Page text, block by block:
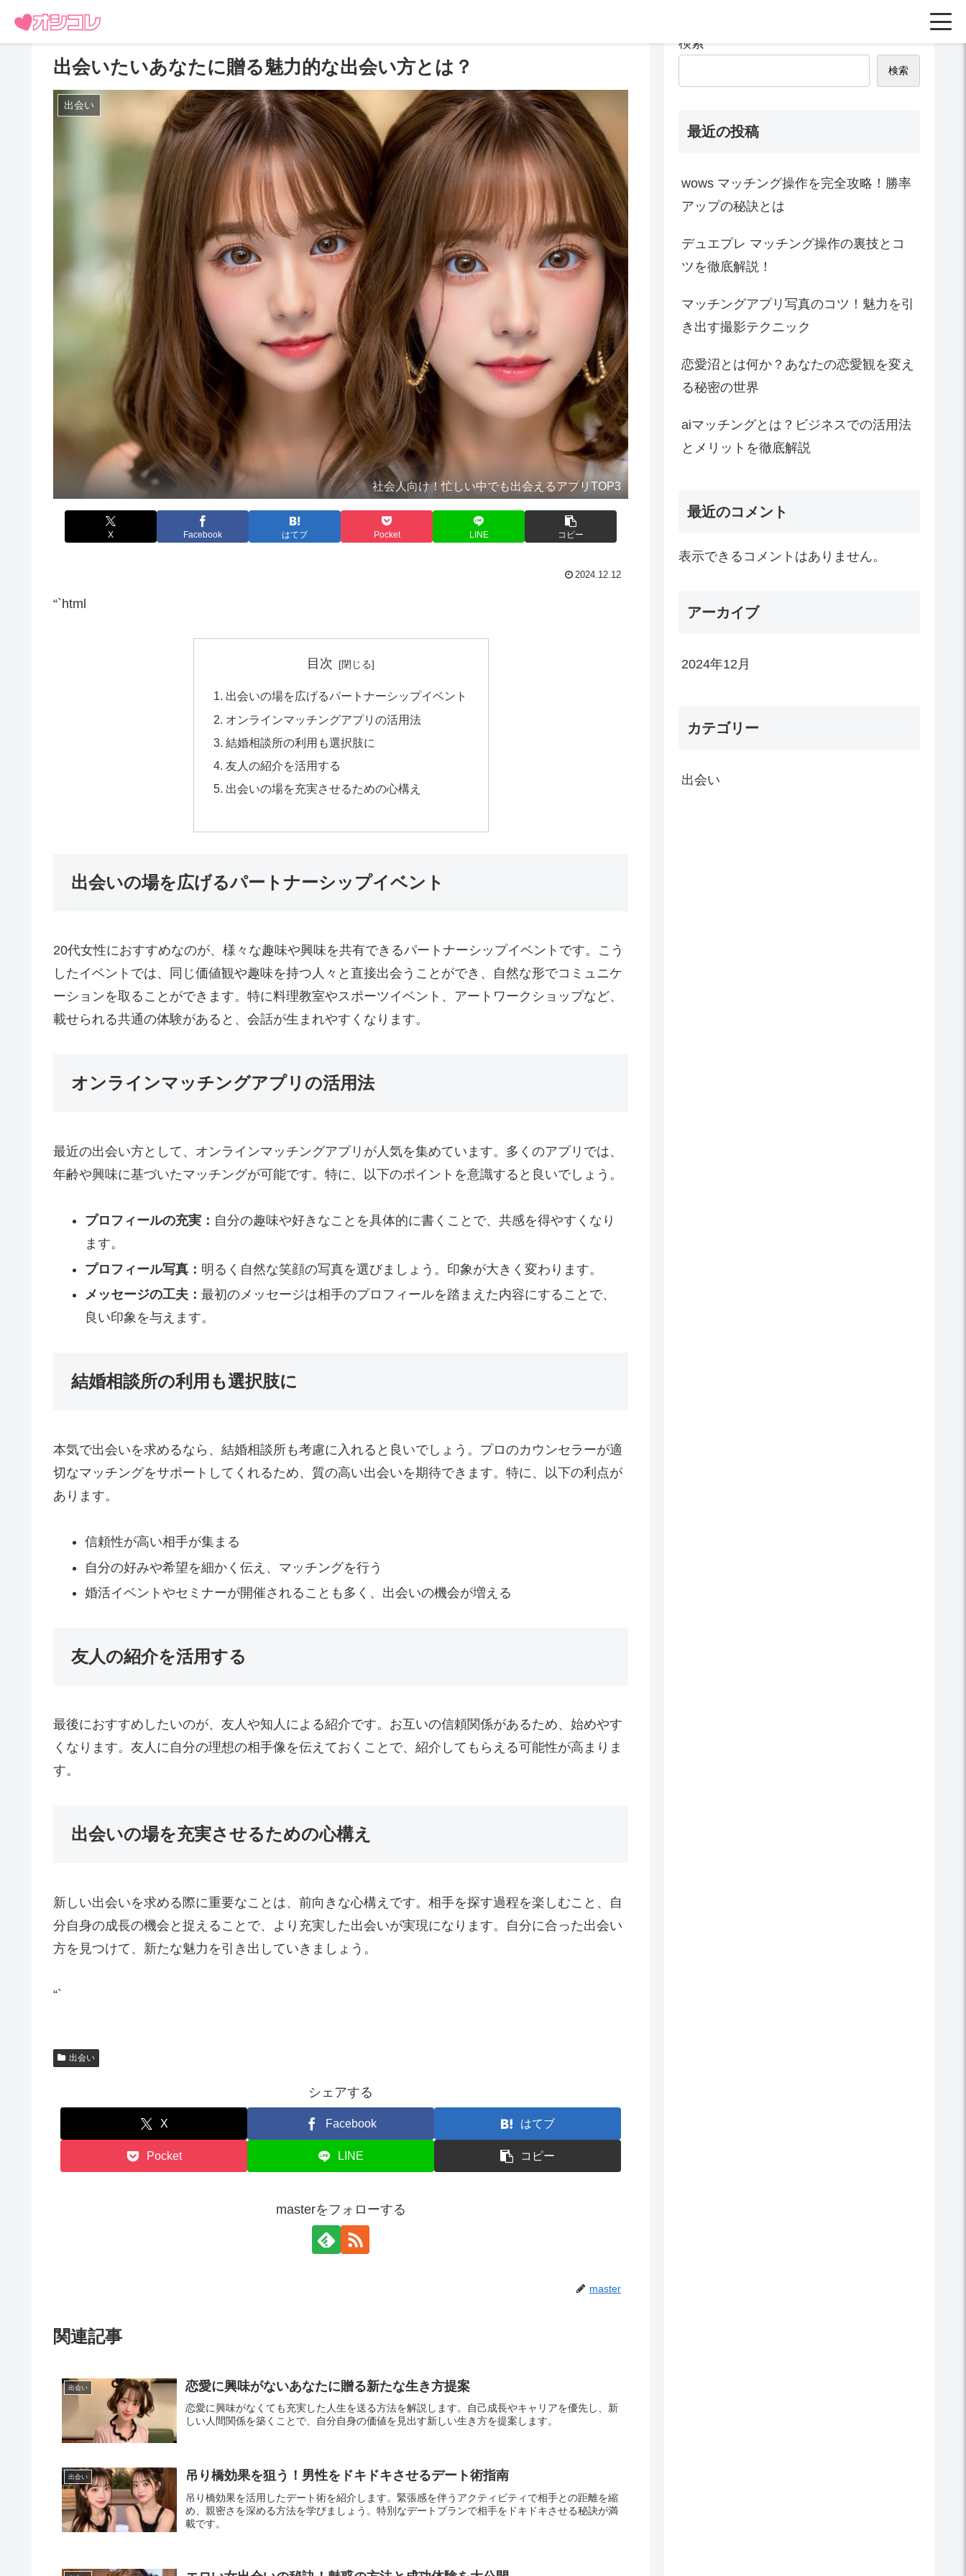
出会いたいあなたに贈る魅力的な出会い方とは？
出会い
社会人向け！忙しい中でも出会えるアプリTOP3
X Facebook はてブ Pocket LINE コピー
2024.12.12
“`html
目次
出会いの場を広げるパートナーシップイベント
オンラインマッチングアプリの活用法
結婚相談所の利用も選択肢に
友人の紹介を活用する
出会いの場を充実させるための心構え
出会いの場を広げるパートナーシップイベント
20代女性におすすめなのが、様々な趣味や興味を共有できるパートナーシップイベントです。こう
したイベントでは、同じ価値観や趣味を持つ人々と直接出会うことができ、自然な形でコミュニケ
ーションを取ることができます。特に料理教室やスポーツイベント、アートワークショップなど、
載せられる共通の体験があると、会話が生まれやすくなります。
オンラインマッチングアプリの活用法
最近の出会い方として、オンラインマッチングアプリが人気を集めています。多くのアプリでは、
年齢や興味に基づいたマッチングが可能です。特に、以下のポイントを意識すると良いでしょう。
プロフィールの充実： 自分の趣味や好きなことを具体的に書くことで、共感を得やすくなり
ます。
プロフィール写真： 明るく自然な笑顔の写真を選びましょう。印象が大きく変わります。
メッセージの工夫： 最初のメッセージは相手のプロフィールを踏まえた内容にすることで、
良い印象を与えます。
結婚相談所の利用も選択肢に
本気で出会いを求めるなら、結婚相談所も考慮に入れると良いでしょう。プロのカウンセラーが適
切なマッチングをサポートしてくれるため、質の高い出会いを期待できます。特に、以下の利点が
あります。
信頼性が高い相手が集まる
自分の好みや希望を細かく伝え、マッチングを行う
婚活イベントやセミナーが開催されることも多く、出会いの機会が増える
友人の紹介を活用する
最後におすすめしたいのが、友人や知人による紹介です。お互いの信頼関係があるため、始めやす
くなります。友人に自分の理想の相手像を伝えておくことで、紹介してもらえる可能性が高まりま
す。
出会いの場を充実させるための心構え
新しい出会いを求める際に重要なことは、前向きな心構えです。相手を探す過程を楽しむこと、自
分自身の成長の機会と捉えることで、より充実した出会いが実現になります。自分に合った出会い
方を見つけて、新たな魅力を引き出していきましょう。
“`
出会い
シェアする
X Facebook はてブ
Pocket LINE コピー
masterをフォローする
master
関連記事
出会い 恋愛に興味がないあなたに贈る新たな生き方提案
恋愛に興味がなくても充実した人生を送る方法を解説します。自己成長やキャリアを優先し、新
しい人間関係を築くことで、自分自身の価値を見出す新しい生き方を提案します。
出会い 吊り橋効果を狙う！男性をドキドキさせるデート術指南
吊り橋効果を活用したデート術を紹介します。緊張感を伴うアクティビティで相手との距離を縮
め、親密さを深める方法を学びましょう。特別なデートプランで相手をドキドキさせる秘訣が満
載です。
検索
検索
最近の投稿
wows マッチング操作を完全攻略！勝率
アップの秘訣とは
デュエプレ マッチング操作の裏技とコ
ツを徹底解説！
マッチングアプリ写真のコツ！魅力を引
き出す撮影テクニック
恋愛沼とは何か？あなたの恋愛観を変え
る秘密の世界
aiマッチングとは？ビジネスでの活用法
とメリットを徹底解説
最近のコメント
表示できるコメントはありません。
アーカイブ
2024年12月
カテゴリー
出会い